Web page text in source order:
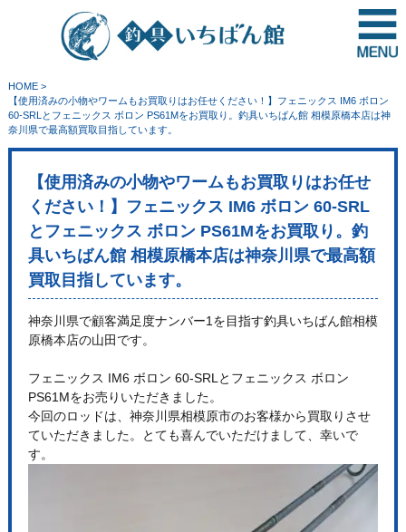
HOME>
【使用済みの小物やワームもお買取りはお任せください！】フェニックス IM6 ボロン
60-SRLとフェニックス ボロン PS61Mをお買取り。釣具いちばん館 相模原橋本店は神
奈川県で最高額買取目指しています。
【使用済みの小物やワームもお買取りはお任せ
ください！】フェニックス IM6 ボロン 60-SRL
とフェニックス ボロン PS61Mをお買取り。釣
具いちばん館 相模原橋本店は神奈川県で最高額
買取目指しています。
神奈川県で顧客満足度ナンバー1を目指す釣具いちばん館相模
原橋本店の山田です。
フェニックス IM6 ボロン 60-SRLとフェニックス ボロン
PS61Mをお売りいただきました。
今回のロッドは、神奈川県相模原市のお客様から買取りさせ
ていただきました。とても喜んでいただけまして、幸いで
す。